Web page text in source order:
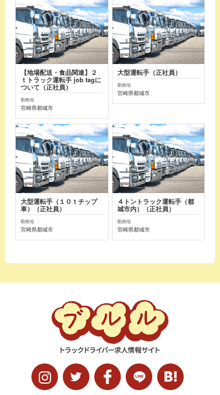
【地場配送・食品関連】２
ｔトラック運転手 job tagに
ついて（正社員）
勤務地
宮崎県都城市
大型運転手（正社員）
勤務地
宮崎県都城市
大型運転手（１０ｔチップ
車）（正社員）
勤務地
宮崎県都城市
４トントラック運転手（都
城市内）（正社員）
勤務地
宮崎県都城市